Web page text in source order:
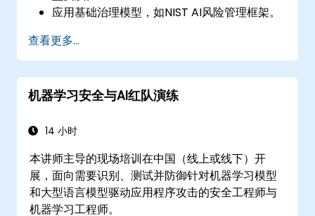
应用基础治理模型，如NIST AI风险管理框架。
齐。
查看更多...
机器学习安全与AI红队演练
14 小时
本讲师主导的现场培训在中国（线上或线下）开
展，面向需要识别、测试并防御针对机器学习模型
和大型语言模型驱动应用程序攻击的安全工程师与
机器学习工程师。